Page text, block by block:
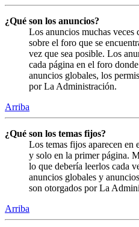
¿Qué son los anuncios?
Los anuncios muchas
sobre el foro que se
vez que sea posible. Los
cada página en el foro
anuncios globales, los
por La Administración.
Arriba
¿Qué son los temas fijos?
Los temas fijos aparecen en
y solo en la primer página.
lo que debería leerlos cada
anuncios globales y
son otorgados por La
Arriba